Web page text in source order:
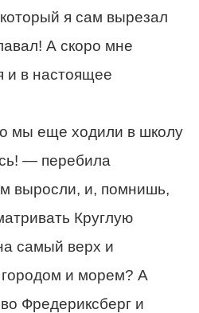
я сам вырезал
А скоро мне
и в настоящее
мы еще ходили в школу
— перебила
выросли, и, помнишь,
Круглую
самый верх и
и морем? А
Фредериксберг и